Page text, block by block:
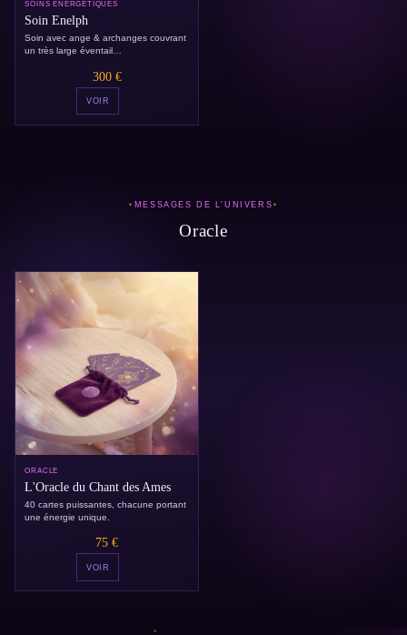
SOINS ÉNERGÉTIQUES
Soin Enelph
Soin avec ange & archanges couvrant
un très large éventail
300 €
VOIR
MESSAGES DE L'UNIVERS
Oracle
ORACLE
L'Oracle du Chant des Ames
40 cartes puissantes, chacune portant
une énergie unique.
75 €
VOIR